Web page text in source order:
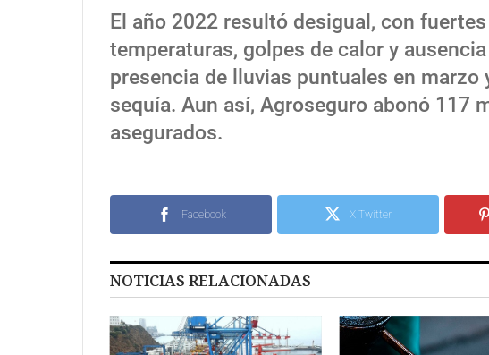
El año 2022 resultó desigual, con
temperaturas, golpes de calor y
presencia de lluvias puntuales en
sequía. Aun así, Agroseguro abonó 117
asegurados.
Facebook X Twitter
NOTICIAS RELACIONADAS